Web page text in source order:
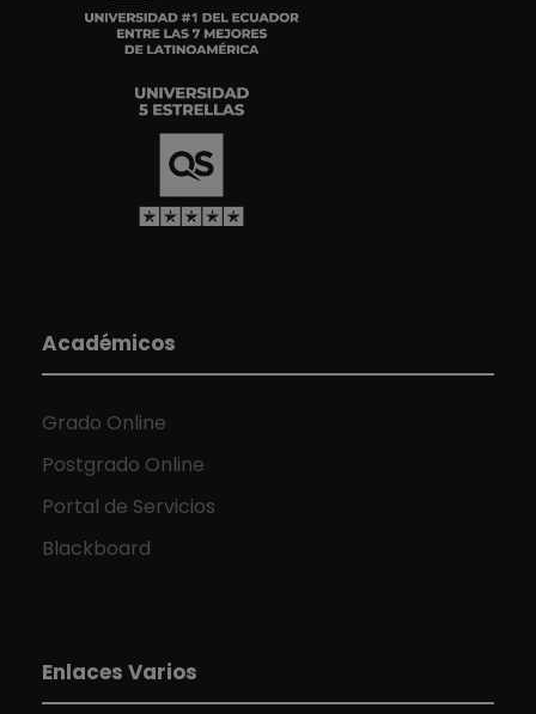
Académicos
Grado Online
Postgrado Online
Portal de Servicios
Blackboard
Enlaces Varios